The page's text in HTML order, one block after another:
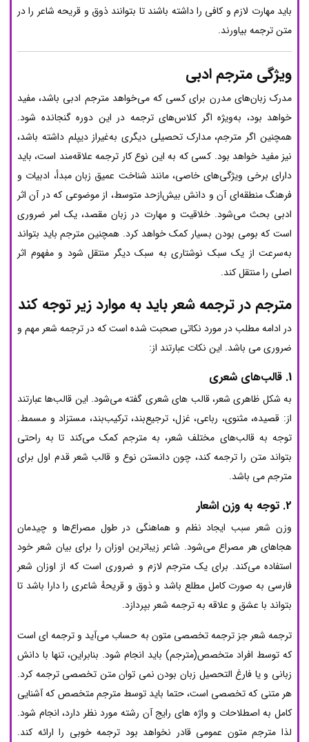
باید مهارت لازم و کافی را داشته باشند تا بتوانند ذوق و قریحه شاعر را در
متن ترجمه بیاورند.
ویژگی مترجم ادبی
مدرک زبان‌های مدرن برای کسی که می‌خواهد مترجم ادبی باشد، مفید
خواهد بود، به‌ویژه اگر کلاس‌های ترجمه در این دوره گنجانده شود.
همچنین اگر مترجم، مدارک تحصیلی دیگری به‌غیراز دیپلم داشته باشد،
نیز مفید خواهد بود. کسی که به این نوع کار ترجمه علاقه‌مند است، باید
دارای برخی ویژگی‌های خاصی، مانند شناخت عمیق زبان مبدأ، ادبیات و
فرهنگ منطقه‌ای آن و دانش بیش‌ازحد متوسط، ​​از موضوعی که در آن اثر
ادبی بحث می‌شود. خلاقیت و مهارت در زبان مقصد، یک امر ضروری
است که بومی بودن بسیار کمک خواهد کرد. همچنین مترجم باید بتواند
به‌سرعت از یک سبک نوشتاری به سبک دیگر منتقل شود و مفهوم اثر
اصلی را منتقل کند.
مترجم در ترجمه شعر باید به موارد زیر توجه کند
در ادامه مطلب در مورد نکاتی صحبت شده است که در ترجمه شعر مهم و
ضروری می باشد. این نکات عبارتند از:
1. قالب‌های شعری
به شکل ظاهری شعر، قالب های شعری گفته می‌شود. این قالب‌ها عبارتند
از: قصیده، مثنوی، رباعی، غزل، ترجیع‌بند، ترکیب‌بند، مستزاد و مسمط.
توجه به قالب‌های مختلف شعر، به مترجم کمک می‌کند تا به راحتی
بتواند متن را ترجمه کند، چون دانستن نوع و قالب شعر قدم اول برای
مترجم می باشد.
2. توجه به وزن اشعار
وزن شعر سبب ایجاد نظم و هماهنگی در طول مصراع‌ها و چیدمان
هجاهای هر مصراع می‌شود. شاعر زیباترین اوزان را برای بیان شعر خود
استفاده می‌کند. برای یک مترجم لازم و ضروری است که از اوزان شعر
فارسی به صورت کامل مطلع باشد و ذوق و قریحهٔ شاعری را دارا باشد تا
بتواند با عشق و علاقه به ترجمه شعر بپردازد.
ترجمه شعر جز ترجمه تخصصی متون به حساب می‌آید و ترجمه ای است
که توسط افراد متخصص(مترجم) باید انجام شود. بنابراین، تنها با دانش
زبانی و یا فارغ التحصیل زبان بودن نمی توان متن تخصصی ترجمه کرد.
هر متنی که تخصصی است، حتما باید توسط مترجم متخصص که آشنایی
کامل به اصطلاحات و واژه های رایج آن رشته مورد نظر دارد، انجام شود.
لذا مترجم متون عمومی قادر نخواهد بود ترجمه خوبی را ارائه کند.